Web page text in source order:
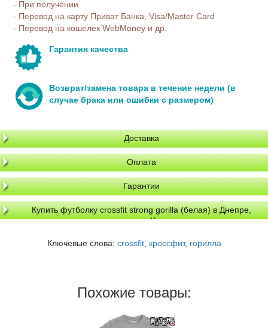
- При получении
- Перевод на карту Приват Банка, Visa/Master Card
- Перевод на кошелек WebMoney и др.
Гарантия качества
Возврат/замена товара в течение недели (в
случае брака или ошибки с размером)
Доставка
Оплата
Гарантии
Купить футболку crossfit strong gorilla (белая) в Днепре,
доставка по Украине
Ключевые слова: crossfit, кроссфит, горилла
Похожие товары: